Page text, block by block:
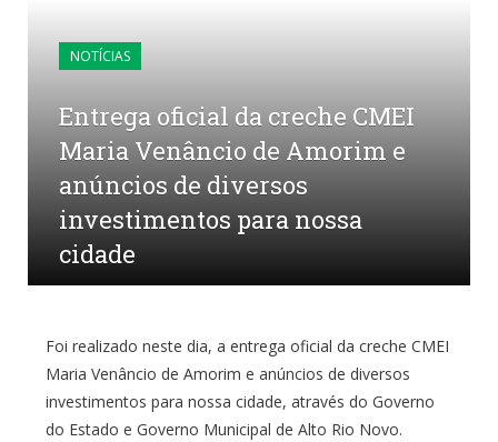
NOTÍCIAS
Entrega oficial da creche CMEI
Maria Venâncio de Amorim e
anúncios de diversos
investimentos para nossa
cidade
Foi realizado neste dia, a entrega oficial da creche CMEI
Maria Venâncio de Amorim e anúncios de diversos
investimentos para nossa cidade, através do Governo
do Estado e Governo Municipal de Alto Rio Novo.